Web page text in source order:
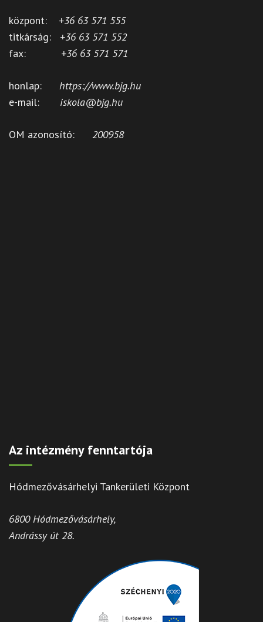
központ: +36 63 571 555
titkárság: +36 63 571 552
fax: +36 63 571 571
honlap: https://www.bjg.hu
e-mail: iskola@bjg.hu
OM azonosító: 200958
Az intézmény fenntartója
Hódmezővásárhelyi Tankerületi Központ
6800 Hódmezővásárhely,
Andrássy út 28.